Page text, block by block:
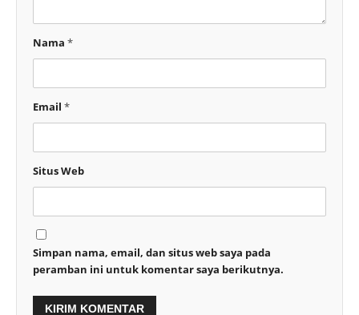
Nama *
Email *
Situs Web
Simpan nama, email, dan situs web saya pada
peramban ini untuk komentar saya berikutnya.